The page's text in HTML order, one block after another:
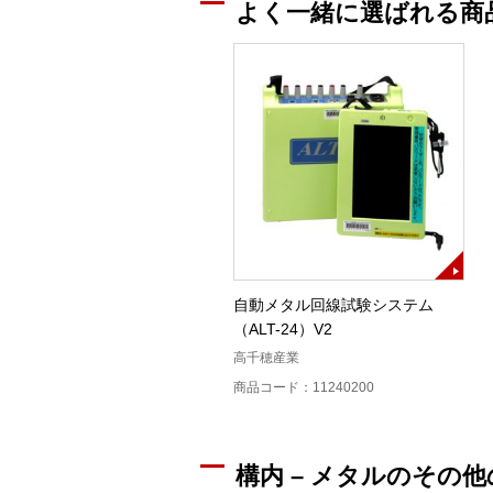
よく一緒に選ばれる商
自動メタル回線試験システム
（ALT-24）V2
高千穂産業
商品コード：11240200
構内 – メタルのその他